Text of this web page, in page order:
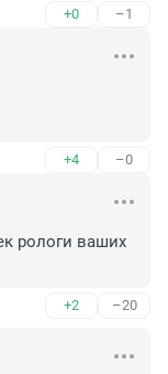
+0 –1
+4 –0
рологи ваших
+2 –20